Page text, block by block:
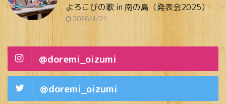
よろこびの歌 in 南の島（発表会2025）
2026/4/21
@doremi_oizumi
@doremi_oizumi